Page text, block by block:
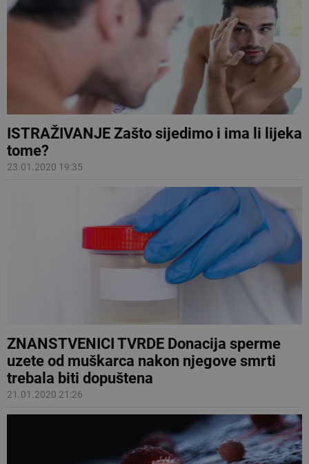
ISTRAŽIVANJE Zašto sijedimo i ima li lijeka
tome?
23.01.2020 19:35
ZNANSTVENICI TVRDE Donacija sperme
uzete od muškarca nakon njegove smrti
trebala biti dopuštena
21.01.2020 21:26